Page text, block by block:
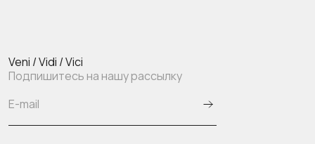
Veni / Vidi / Vici
Подпишитесь на нашу рассылку